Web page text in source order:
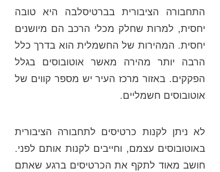
התחבורה הציבורית בברטיסלבה היא טובה
יחסית, למרות שחלק מכלי הרכב הם מיושנים
יחסית. המהירות של החשמלית הוא בדרך כלל
הרבה יותר מהירה מאשר אוטובוסים בגלל
הפקקים. באזור מרכז העיר יש מספר קווים של
אוטובוסים חשמליים.
לא ניתן לקנות כרטיסים לתחבורה הציבורית
באוטובוסים עצמם, וחייבים לקנות אותם לפני.
חושב מאוד לתקף את הכרטיסים ברגע שאתם